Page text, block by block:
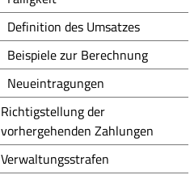
Definition des Umsatzes
Beispiele zur Berechnung
Neueintragungen
Richtigstellung der
vorhergehenden Zahlungen
Verwaltungsstrafen